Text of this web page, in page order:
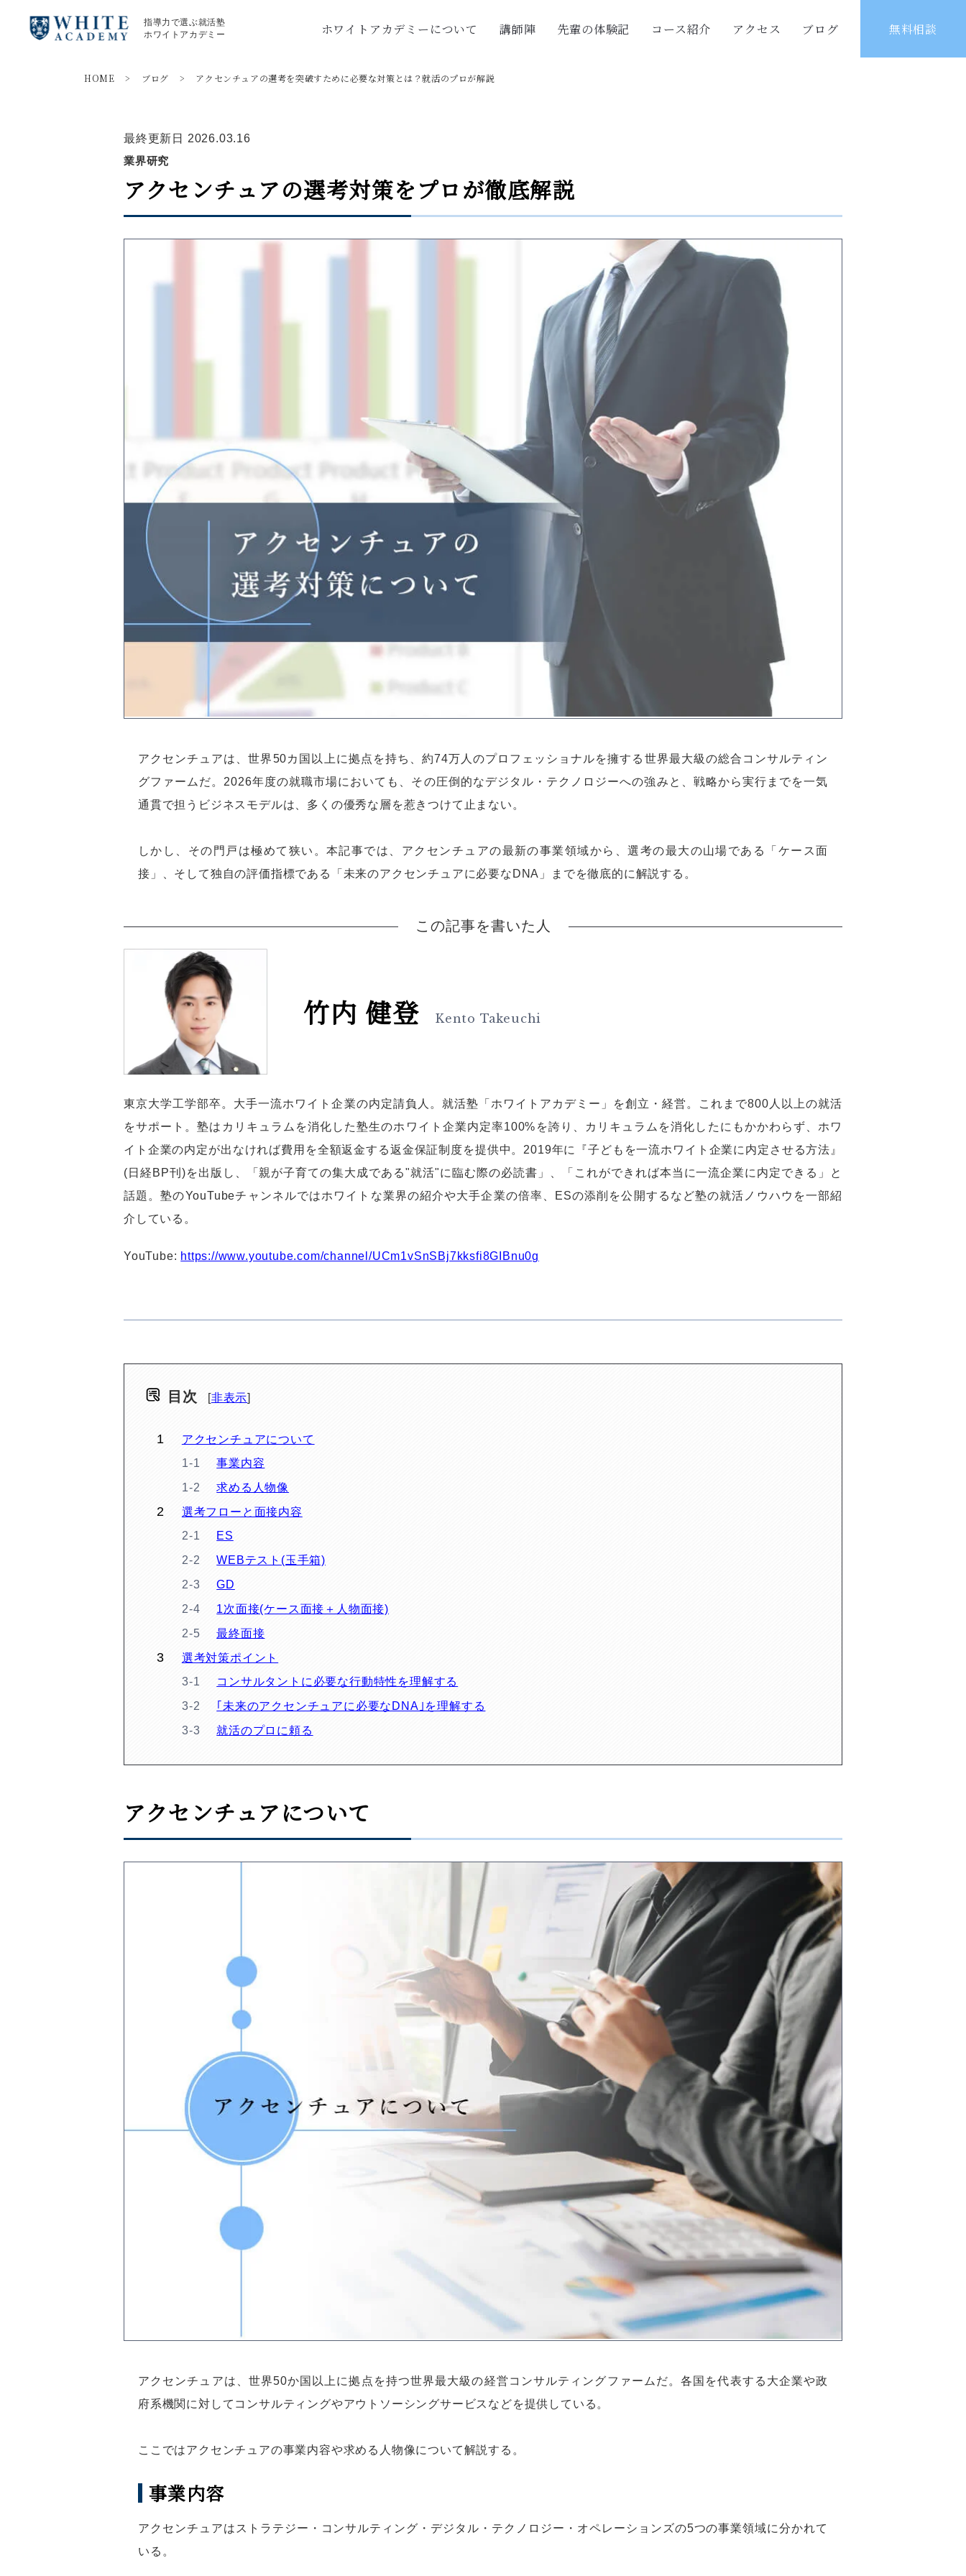
指導力で選ぶ就活塾
ホワイトアカデミー
ホワイトアカデミーについて 講師陣 先輩の体験記 コース紹介 アクセス ブログ 無料相談
HOME > ブログ > アクセンチュアの選考を突破すために必要な対策とは？就活のプロが解説
最終更新日 2026.03.16
業界研究
アクセンチュアの選考対策をプロが徹底解説
アクセンチュアは、世界50カ国以上に拠点を持ち、約74万人のプロフェッショナルを擁する世界最大級の総合コンサルティン
グファームだ。2026年度の就職市場においても、その圧倒的なデジタル・テクノロジーへの強みと、戦略から実行までを一気
通貫で担うビジネスモデルは、多くの優秀な層を惹きつけて止まない。
しかし、その門戸は極めて狭い。本記事では、アクセンチュアの最新の事業領域から、選考の最大の山場である「ケース面
接」、そして独自の評価指標である「未来のアクセンチュアに必要なDNA」までを徹底的に解説する。
この記事を書いた人
竹内 健登 Kento Takeuchi
東京大学工学部卒。大手一流ホワイト企業の内定請負人。就活塾「ホワイトアカデミー」を創立・経営。これまで800人以上の就活
をサポート。塾はカリキュラムを消化した塾生のホワイト企業内定率100%を誇り、カリキュラムを消化したにもかかわらず、ホワ
イト企業の内定が出なければ費用を全額返金する返金保証制度を提供中。2019年に『子どもを一流ホワイト企業に内定させる方法』
(日経BP刊)を出版し、「親が子育ての集大成である"就活"に臨む際の必読書」、「これができれば本当に一流企業に内定できる」と
話題。塾のYouTubeチャンネルではホワイトな業界の紹介や大手企業の倍率、ESの添削を公開するなど塾の就活ノウハウを一部紹
介している。
YouTube: https://www.youtube.com/channel/UCm1vSnSBj7kksfi8GIBnu0g
目次 非表示
アクセンチュアについて
事業内容
求める人物像
選考フローと面接内容
ES
WEBテスト(玉手箱)
GD
1次面接(ケース面接＋人物面接)
最終面接
選考対策ポイント
コンサルタントに必要な行動特性を理解する
｢未来のアクセンチュアに必要なDNA｣を理解する
就活のプロに頼る
アクセンチュアについて
アクセンチュアは、世界50か国以上に拠点を持つ世界最大級の経営コンサルティングファームだ。各国を代表する大企業や政
府系機関に対してコンサルティングやアウトソーシングサービスなどを提供している。
ここではアクセンチュアの事業内容や求める人物像について解説する。
事業内容
アクセンチュアはストラテジー・コンサルティング・デジタル・テクノロジー・オペレーションズの5つの事業領域に分かれて
いる。